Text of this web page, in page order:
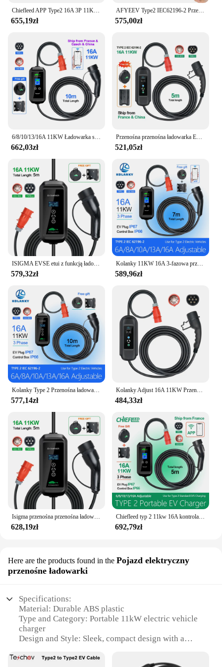
Chiefleed APP Type2 16A 3P 11KW EU Plug EV Charger WIFI Bluetooth Support For Home Charge Delay Control By Phone IP66
655,19zł
AFYEEV Type2 IEC62196-2 Przenośna ładowarka samochodowa 11KW 3-fazowa ładowarka samochodowa Wi-Fi Bluetooth APP Control Wtyczka CEE do pojazdu elektrycznego
575,00zł
6/8/10/13/16A 11KW Ładowarka samochodowa elektryczna Timer Typ 2 Zestaw sterowania APP Wifi Czas ładowania PHEV Hybrydowy samochód 10M
662,03zł
Przenośna przenośna ładowarka EV 11KW 16A Typ2 IEC62196-2 EVSE Ładowarka Pojazd elektryczny PHEV Ładowarka samochodowa Wtyczka CEE 5M Kabel
521,05zł
ISIGMA EVSE etui z funkcją ładowania ładowarka samochodu elektrycznego wtyczka CEE pojazd elektryczny ładowarki 11KW 16A Type2 EV przenośna ładowarka
579,32zł
Kolanky 11KW 16A 3-fazowa przenośna ładowarka samochodowa typu 2 Wi-Fi APP Wersja Bluetooth Kabel ładujący EVSE Wtyczka CEE 7m do samochodu elektrycznego
589,96zł
Kolanky Type 2 Przenośna ładowarka EV 11KW 16A 3-fazowy kabel ładujący Wtyczka CEE 10m do pojazdów elektrycznych Timer samochodowy Regulacja prądu
577,14zł
Kolanky Adjust 16A 11KW Przenośna ładowarka EV Typ 2 Ładowanie zegarowe do pojazdów elektrycznych Kabel EVSE 5M
484,33zł
Isigma przenośna przenośna ładowarka EV 11KW 16A typ 2 IEC62196-2 EVSE etui z funkcją ładowania pojazd elektryczny ładowarka samochodowa wtyczka CEE 5M kabel
628,19zł
Chiefleed typ 2 11kw 16A kontrola aplikacji pojazd elektryczny ładowarka samochodowa EVSE Wallbox 3 fazy IEC62196-2 ładowarka EV
692,79zł
Here are the products found in the Pojazd elektryczny
przenośne ładowarki
Specifications:
Material: Durable ABS plastic
Type and Category: Portable 11kW electric vehicle
charger
Design and Style: Sleek, compact design with a
Usage and Purpose: Ideal for charging electric